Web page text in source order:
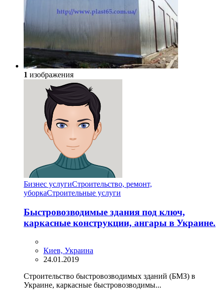
1 изображения
Бизнес услугиСтроительство, ремонт,
уборкаCтроительные услуги
Быстровозводимые здания под ключ,
каркасные конструкции, ангары в Украине.
Киев, Украина
24.01.2019
Строительство быстровозводимых зданий (БМЗ) в
Украине, каркасные быстровозводимы...